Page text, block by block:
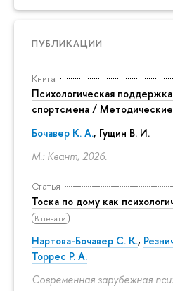
ПУБЛИКАЦИИ
Книга
Психологическая
спортсмена /
Бочавер К. А., Гущин В. И.
М.: Квант, 2026.
Статья
Тоска по дому как
В печати
Нартова-Бочавер С. К.,
Торрес Р. А.
Современная зарубежная